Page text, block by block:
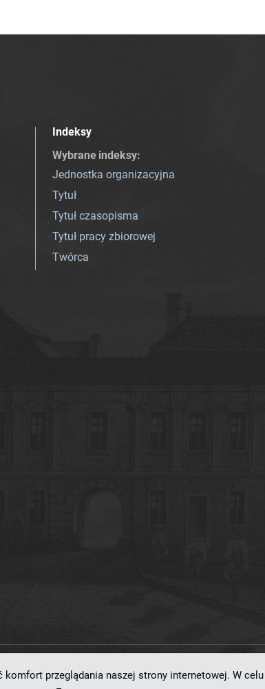
Indeksy
Wybrane indeksy:
Jednostka organizacyjna
Tytuł
Tytuł czasopisma
Tytuł pracy zbiorowej
Twórca
dLibra 7.0.0-SNAPSHOT opracowanemu przez
przeglądania naszej strony internetowej. W